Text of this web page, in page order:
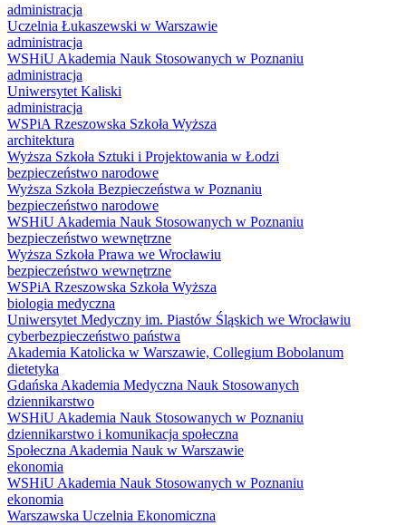
administracja
Uczelnia Łukaszewski w Warszawie
administracja
WSHiU Akademia Nauk Stosowanych w Poznaniu
administracja
Uniwersytet Kaliski
administracja
WSPiA Rzeszowska Szkoła Wyższa
architektura
Wyższa Szkoła Sztuki i Projektowania w Łodzi
bezpieczeństwo narodowe
Wyższa Szkoła Bezpieczeństwa w Poznaniu
bezpieczeństwo narodowe
WSHiU Akademia Nauk Stosowanych w Poznaniu
bezpieczeństwo wewnętrzne
Wyższa Szkoła Prawa we Wrocławiu
bezpieczeństwo wewnętrzne
WSPiA Rzeszowska Szkoła Wyższa
biologia medyczna
Uniwersytet Medyczny im. Piastów Śląskich we Wrocławiu
cyberbezpieczeństwo państwa
Akademia Katolicka w Warszawie, Collegium Bobolanum
dietetyka
Gdańska Akademia Medyczna Nauk Stosowanych
dziennikarstwo
WSHiU Akademia Nauk Stosowanych w Poznaniu
dziennikarstwo i komunikacja społeczna
Społeczna Akademia Nauk w Warszawie
ekonomia
WSHiU Akademia Nauk Stosowanych w Poznaniu
ekonomia
Warszawska Uczelnia Ekonomiczna